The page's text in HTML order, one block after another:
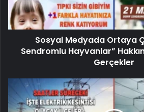
Sosyal Medyada Ortaya
Sendromlu Hayvanlar”
Gerçekler